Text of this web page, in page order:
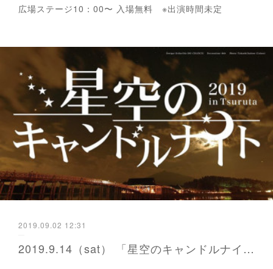
広場ステージ10：00〜 入場無料 ※出演時間未定
2019.09.02 12:31
2019.9.14（sat） 「星空のキャンドルナイトin鶴田2019」